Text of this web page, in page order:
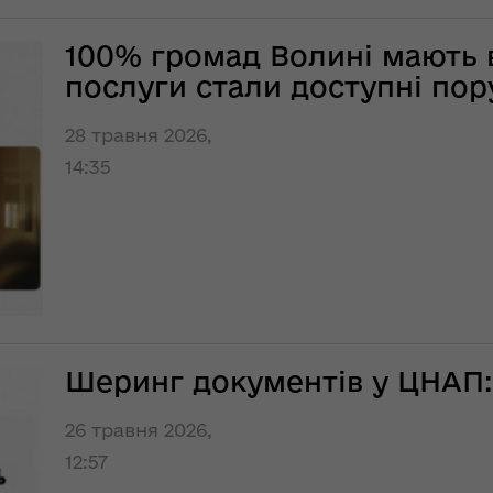
ВІДЕО
заступниці голови
ОДА Вікторії
Левчук для ІА
про плани на
«Громадське
телебачення»
100% громад Волині мають
послуги стали доступні
28 травня 2026,
14:35
Шеринг документів у
26 травня 2026,
12:57